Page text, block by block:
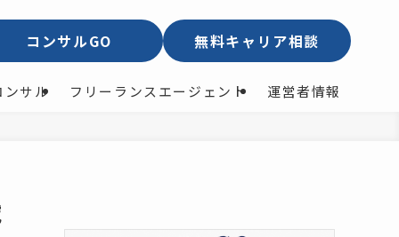
コンサルGO 無料キャリア相談
ンサル フリーランスエージェント 運営者情報